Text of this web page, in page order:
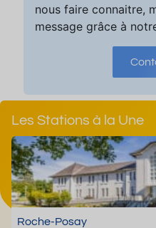
nous faire connaitre,
message grâce à
Les Stations à la Une
Roche-Posay